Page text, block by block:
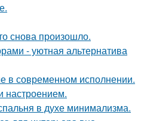
снова произошло.
- уютная альтернатива
в современном исполнении.
настроением.
в духе минимализма.